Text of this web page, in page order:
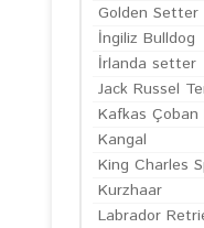
Golden Setter
İngiliz Bulldog
İrlanda setter
Jack Russel
Kafkas Çoban
Kangal
King Charles
Kurzhaar
Labrador